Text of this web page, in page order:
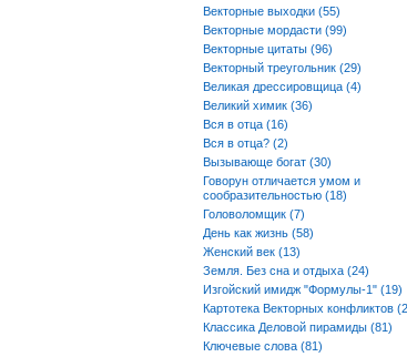
Векторные выходки (55)
Векторные мордасти (99)
Векторные цитаты (96)
Векторный треугольник (29)
Великая дрессировщица (4)
Великий химик (36)
Вся в отца (16)
Вся в отца? (2)
Вызывающе богат (30)
Говорун отличается умом и
сообразительностью (18)
Головоломщик (7)
День как жизнь (58)
Женский век (13)
Земля. Без сна и отдыха (24)
Изгойский имидж "Формулы-1" (19)
Картотека Векторных конфликтов
Классика Деловой пирамиды (81)
Ключевые слова (81)